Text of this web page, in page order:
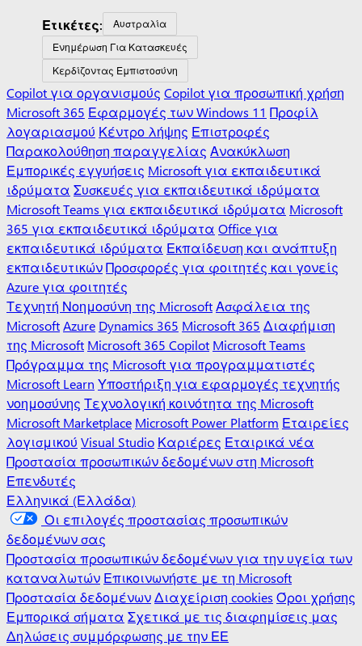
Ετικέτες:
Αυστραλία
Ενημέρωση Για Κατασκευές
Κερδίζοντας Εμπιστοσύνη
Copilot για οργανισμούς Copilot για προσωπική χρήση
Microsoft 365 Εφαρμογές των Windows 11 Προφίλ
λογαριασμού Κέντρο λήψης Επιστροφές
Παρακολούθηση παραγγελίας Ανακύκλωση
Εμπορικές εγγυήσεις Microsoft για εκπαιδευτικά
ιδρύματα Συσκευές για εκπαιδευτικά ιδρύματα
Microsoft Teams για εκπαιδευτικά ιδρύματα Microsoft
365 για εκπαιδευτικά ιδρύματα Office για
εκπαιδευτικά ιδρύματα Εκπαίδευση και ανάπτυξη
εκπαιδευτικώνΠροσφορές για φοιτητές και γονείς
Azure για φοιτητές
Τεχνητή Νοημοσύνη της MicrosoftΑσφάλεια της
MicrosoftAzure Dynamics 365 Microsoft 365 Διαφήμιση
της Microsoft Microsoft 365 Copilot Microsoft Teams
Πρόγραμμα της Microsoft για προγραμματιστές
Microsoft Learn Υποστήριξη για εφαρμογές τεχνητής
νοημοσύνης Τεχνολογική κοινότητα της Microsoft
Microsoft Marketplace Microsoft Power Platform Εταιρείες
λογισμικού Visual Studio Καριέρες Εταιρικά νέα
Προστασία προσωπικών δεδομένων στη Microsoft
Επενδυτές
Ελληνικά (Ελλάδα)
Οι επιλογές προστασίας προσωπικών
δεδομένων σας
Προστασία προσωπικών δεδομένων για την υγεία των
καταναλωτών Επικοινωνήστε με τη Microsoft
Προστασία δεδομένωνΔιαχείριση cookies Όροι χρήσης
Εμπορικά σήματα Σχετικά με τις διαφημίσεις μας
Δηλώσεις συμμόρφωσης με την ΕΕ